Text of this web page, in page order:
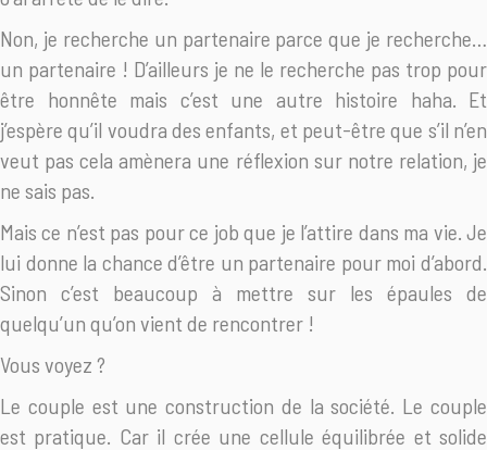
Non, je recherche un partenaire parce que je recherche…
un partenaire ! D’ailleurs je ne le recherche pas trop pour
être honnête mais c’est une autre histoire haha. Et
j’espère qu’il voudra des enfants, et peut-être que s’il n’en
veut pas cela amènera une réflexion sur notre relation, je
ne sais pas.
Mais ce n’est pas pour ce job que je l’attire dans ma vie. Je
lui donne la chance d’être un partenaire pour moi d’abord.
Sinon c’est beaucoup à mettre sur les épaules de
quelqu’un qu’on vient de rencontrer !
Vous voyez ?
Le couple est une construction de la société. Le couple
est pratique. Car il crée une cellule équilibrée et solide